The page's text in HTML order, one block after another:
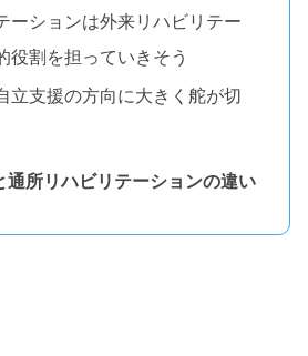
ーションは外来リハビリテー
役割を担っていきそう
立支援の方向に大きく舵が切
通所リハビリテーションの違い